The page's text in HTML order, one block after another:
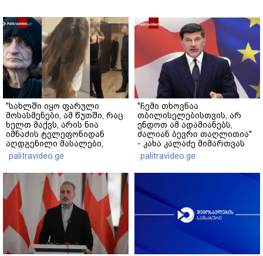
"სახლში იყო ფარული
მოსასმენები, ამ წუთში, რაც
ხელთ მაქვს, არის ნია
იმნაძის ტელეფონიდან
აღდგენილი მასალები,
არის ანძები, დეტალურები"
- ეკა კუპატაძე
palitravideo.ge
"ჩემი თხოვნაა
თბილისელებისთვის, არ
ენდოთ ამ ადამიანებს,
ძალიან ბევრი თაღლითია"
- კახა კალაძე მიმართვას
ავრცელებს
palitravideo.ge